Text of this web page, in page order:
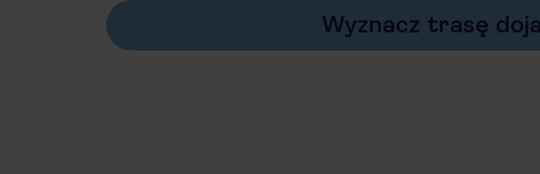
Wyznacz trasę